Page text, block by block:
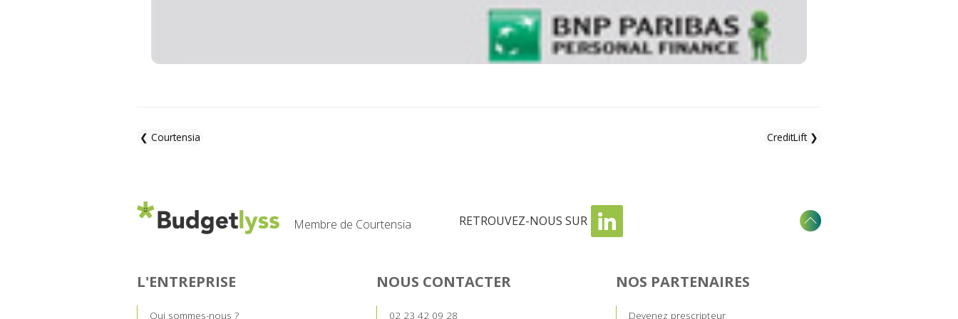
❮ Courtensia CreditLift ❯
Membre de Courtensia RETROUVEZ-NOUS SUR
L'ENTREPRISE
Qui sommes-nous ?
NOUS CONTACTER
02 23 42 09 28
NOS PARTENAIRES
Devenez prescripteur